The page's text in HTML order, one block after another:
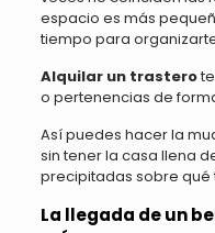
espacio es más
tiempo para
Alquilar un trasterote
o pertenencias de
Así puedes hacer la
sin tener la casa llena
precipitadas sobre qué
La llegada de un